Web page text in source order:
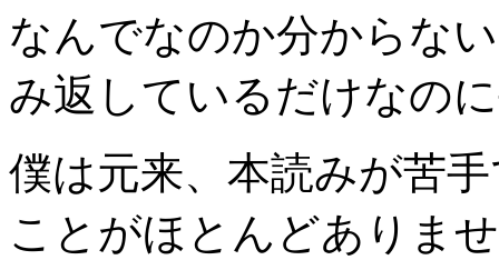
なんでなのか分からな
み返しているだけなの
僕は元来、本読みが苦
ことがほとんどありま